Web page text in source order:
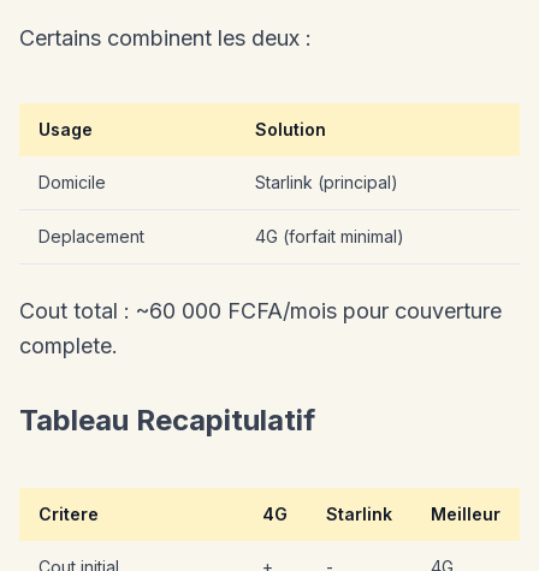
Certains combinent les deux :
Usage Solution
Domicile Starlink (principal)
Deplacement 4G (forfait minimal)
Cout total : ~60 000 FCFA/mois pour couverture
complete.
Tableau Recapitulatif
Critere 4G Starlink Meilleur
Cout initial + - 4G